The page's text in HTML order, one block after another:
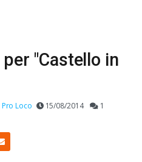
"Castello in
Loco 15/08/2014
1